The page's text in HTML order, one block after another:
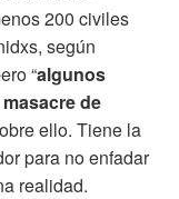
200 civiles
según
“algunos
de
ello. Tiene la
para no enfadar
realidad.